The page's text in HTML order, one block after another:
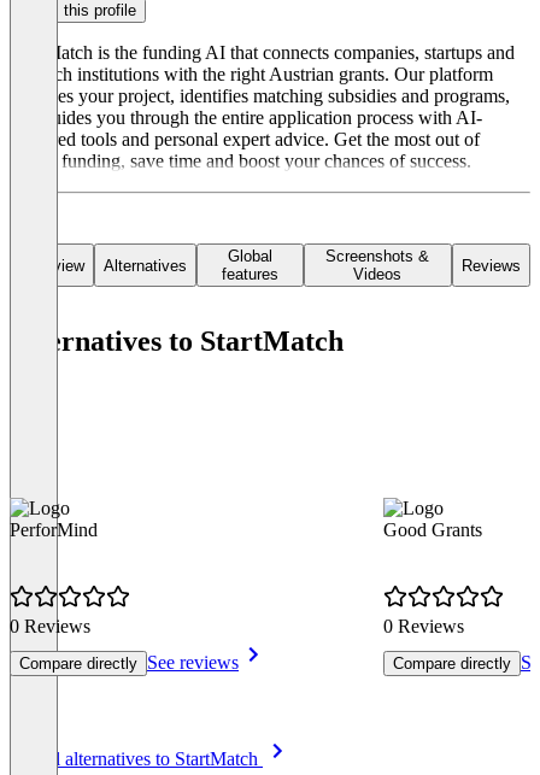
Claim this profile
StartMatch is the funding AI that connects companies, startups and
research institutions with the right Austrian grants. Our platform
analyses your project, identifies matching subsidies and programs,
and guides you through the entire application process with AI-
powered tools and personal expert advice. Get the most out of
public funding, save time and boost your chances of success.
Overview Alternatives
Global
features
Screenshots &
Videos
Reviews
Alternatives to StartMatch
PerforMind
0 Reviews
Compare directly See reviews
Good Grants
0 Reviews
Compare directly
See all alternatives to StartMatch